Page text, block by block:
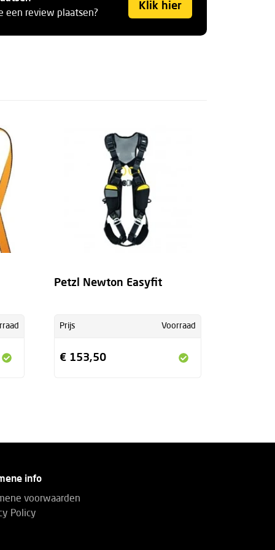
een review plaatsen?
Klik hier
Petzl Newton Easyfit
Prijs Voorraad
€ 153,50
info
voorwaarden
Policy